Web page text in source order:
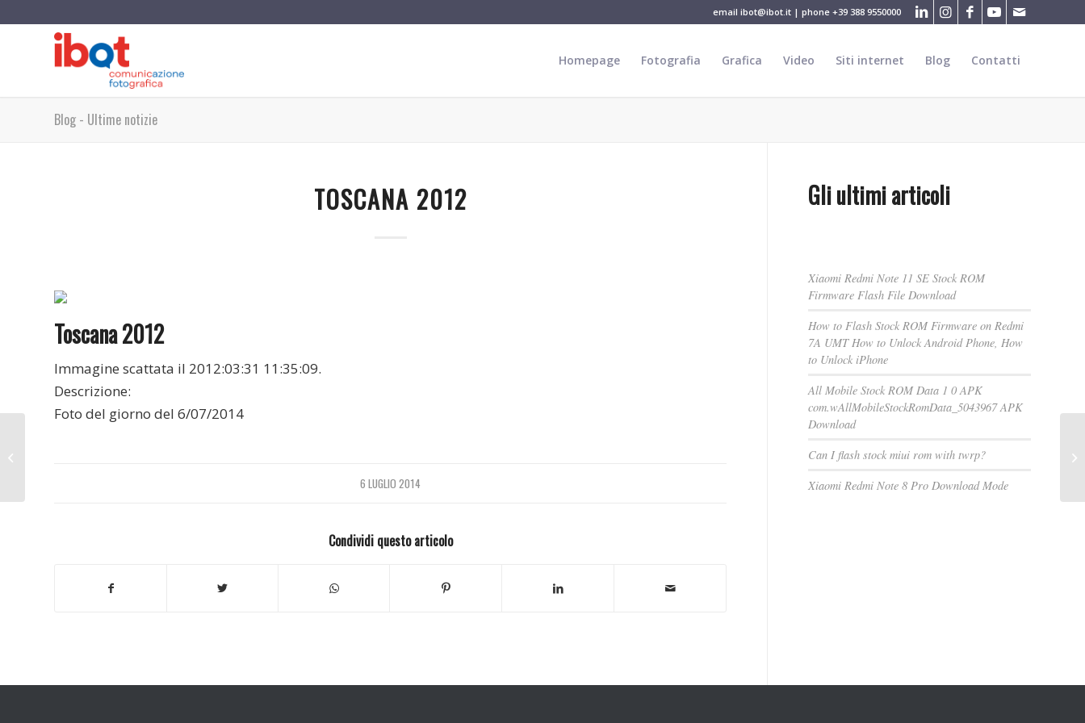
email ibot@ibot.it | phone +39 388 9550000
Homepage Fotografia Grafica Video Siti internet Blog Contatti
Blog - Ultime notizie
TOSCANA 2012
Toscana 2012
Immagine scattata il 2012:03:31 11:35:09.
Descrizione:
Foto del giorno del 6/07/2014
6 LUGLIO 2014
Condividi questo articolo
Gli ultimi articoli
Xiaomi Redmi Note 11 SE Stock ROM
Firmware Flash File Download
How to Flash Stock ROM Firmware on Redmi
7A UMT How to Unlock Android Phone, How
to Unlock iPhone
All Mobile Stock ROM Data 1 0 APK
com.wAllMobileStockRomData_5043967 APK
Download
Can I flash stock miui rom with twrp?
Xiaomi Redmi Note 8 Pro Download Mode